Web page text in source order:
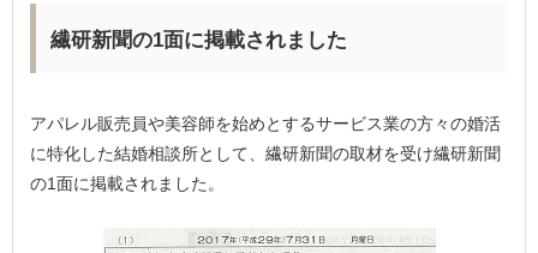
繊研新聞の1面に掲載されました
アパレル販売員や美容師を始めとするサービス業の方々の婚活
に特化した結婚相談所として、繊研新聞の取材を受け繊研新聞
の1面に掲載されました。